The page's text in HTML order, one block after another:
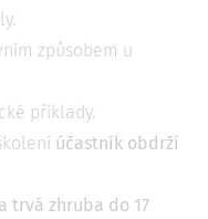
způsobem u
příklady.
účastník obdrží
trvá zhruba do 17